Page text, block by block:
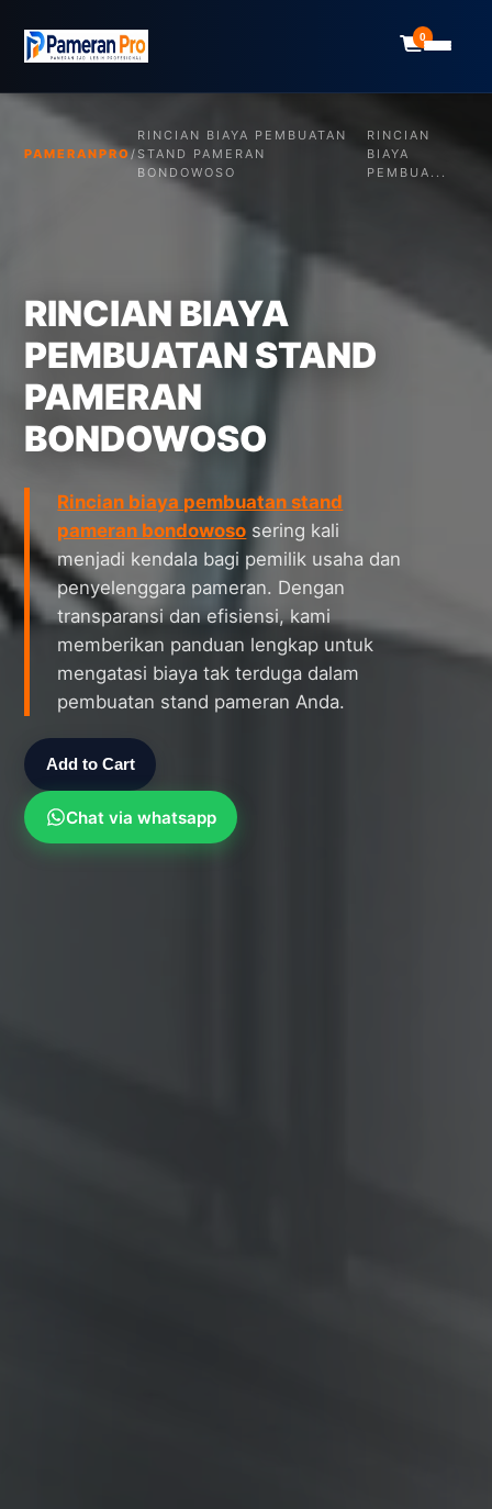
0
PAMERANPRO/
RINCIAN BIAYA PEMBUATAN
STAND PAMERAN
BONDOWOSO
RINCIAN
BIAYA
PEMBUA...
RINCIAN BIAYA
PEMBUATAN STAND
PAMERAN
BONDOWOSO
Rincian biaya pembuatan stand
pameran bondowoso sering kali
menjadi kendala bagi pemilik usaha dan
penyelenggara pameran. Dengan
transparansi dan efisiensi, kami
memberikan panduan lengkap untuk
mengatasi biaya tak terduga dalam
pembuatan stand pameran Anda.
Add to Cart
Chat via whatsapp